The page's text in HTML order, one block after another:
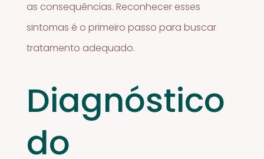
as consequências. Reconhecer esses
sintomas é o primeiro passo para buscar
tratamento adequado.
Diagnóstico
do